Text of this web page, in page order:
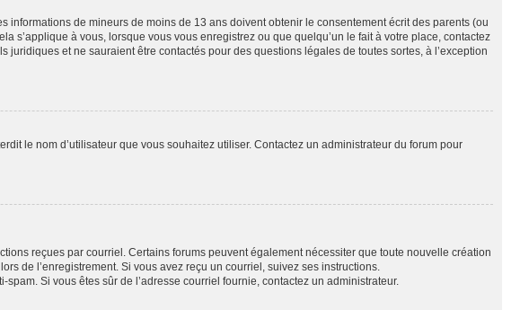
de mineurs de moins de 13 ans doivent obtenir le consentement écrit des parents (ou
s’applique à vous, lorsque vous vous enregistrez ou que quelqu’un le fait à votre place, contactez
et ne sauraient être contactés pour des questions légales de toutes sortes, à l’exception
le nom d’utilisateur que vous souhaitez utiliser. Contactez un administrateur du forum pour
reçues par courriel. Certains forums peuvent également nécessiter que toute nouvelle création
de l’enregistrement. Si vous avez reçu un courriel, suivez ses instructions.
Si vous êtes sûr de l’adresse courriel fournie, contactez un administrateur.